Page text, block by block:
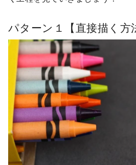
パターン１【直接描く方